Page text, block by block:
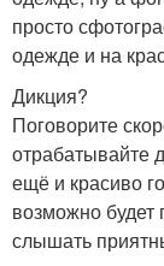
просто
одежде и на
Дикция?
Поговорите
отрабатывайте
ещё и красиво
возможно будет
слышать